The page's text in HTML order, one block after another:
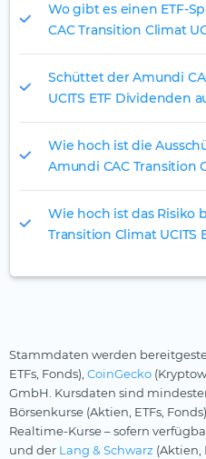
Wo gibt es einen ETF-
CAC Transition Climat
Schüttet der Amundi
UCITS ETF Dividenden
Wie hoch ist die
Amundi CAC Transition
Wie hoch ist das Risiko
Transition Climat UCITS
Stammdaten werden
ETFs, Fonds), CoinGecko
GmbH. Kursdaten sind
Börsenkurse (Aktien, ETFs,
Realtime-Kurse – sofern
und der Lang & Schwarz (Aktien,